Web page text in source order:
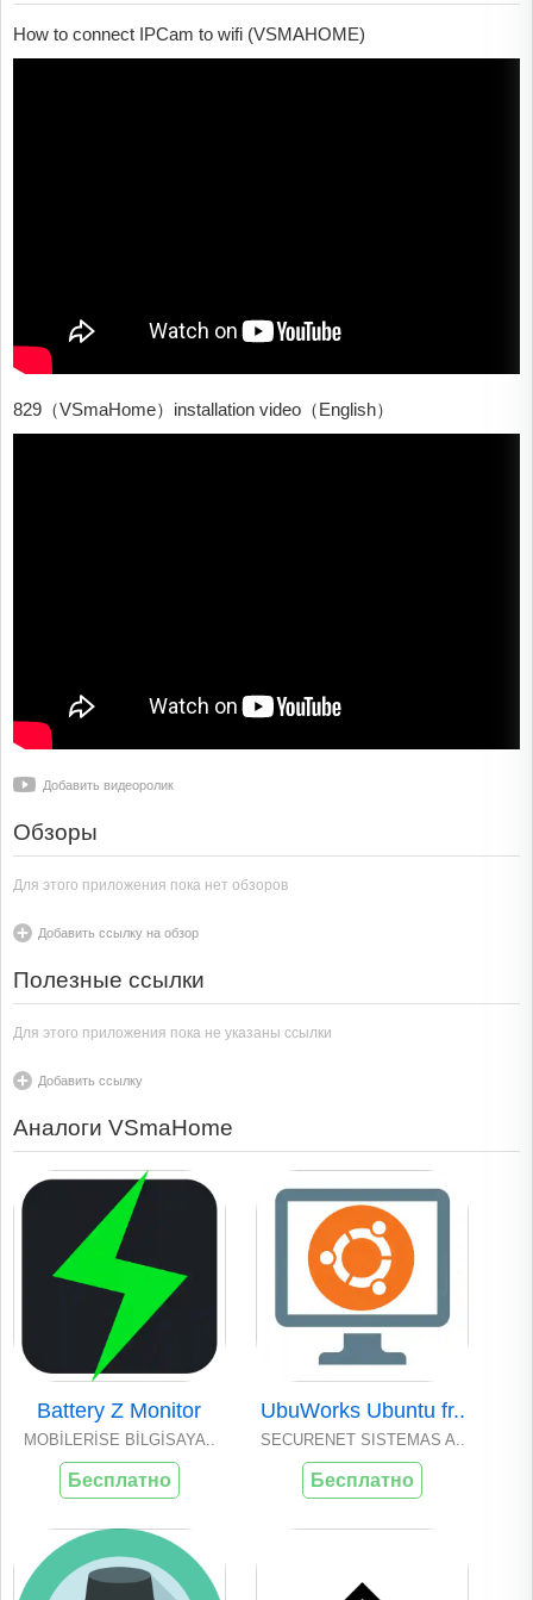
How to connect IPCam to wifi (VSMAHOME)
829（VSmaHome）installation video（English）
Добавить видеоролик
Обзоры
Для этого приложения пока нет обзоров
Добавить ссылку на обзор
Полезные ссылки
Для этого приложения пока не указаны ссылки
Добавить ссылку
Аналоги VSmaHome
Battery Z Monitor
MOBİLERİSE BİLGİSAYA..
Бесплатно
UbuWorks Ubuntu fr..
SECURENET SISTEMAS A..
Бесплатно